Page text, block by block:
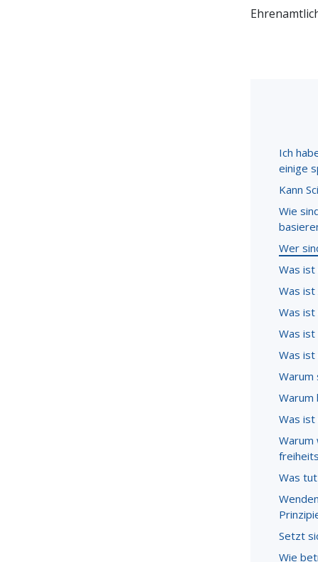
Ich
einige
Kann
Wie
Wer
Was ist
Was ist
Was ist
Was ist
Was ist
Warum
Warum
Was ist
Warum
Was
Setzt
Wie